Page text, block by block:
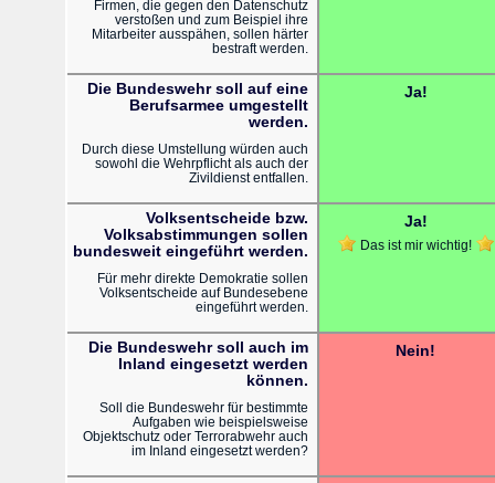
Firmen, die gegen den Datenschutz
verstoßen und zum Beispiel ihre
Mitarbeiter ausspähen, sollen härter
bestraft werden.
Die Bundeswehr soll auf eine
Berufsarmee umgestellt
werden.
Durch diese Umstellung würden auch
sowohl die Wehrpflicht als auch der
Zivildienst entfallen.
Ja!
Volksentscheide bzw.
Volksabstimmungen sollen
bundesweit eingeführt werden.
Für mehr direkte Demokratie sollen
Volksentscheide auf Bundesebene
eingeführt werden.
Ja!
Das ist mir wichtig!
Die Bundeswehr soll auch im
Inland eingesetzt werden
können.
Soll die Bundeswehr für bestimmte
Aufgaben wie beispielsweise
Objektschutz oder Terrorabwehr auch
im Inland eingesetzt werden?
Nein!